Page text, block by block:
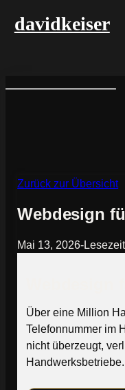
davidkeiser
Zurück zur Übersicht
Webdesign
Mai 13, 2026-
Über eine Million
Telefonnummer im
nicht überzeugt,
Handwerksbetriebe.